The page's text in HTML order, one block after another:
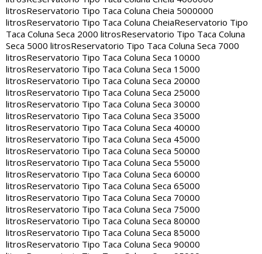
litrosReservatorio Tipo Taca Coluna Cheia 5000000
litrosReservatorio Tipo Taca Coluna CheiaReservatorio Tipo
Taca Coluna Seca 2000 litrosReservatorio Tipo Taca Coluna
Seca 5000 litrosReservatorio Tipo Taca Coluna Seca 7000
litrosReservatorio Tipo Taca Coluna Seca 10000
litrosReservatorio Tipo Taca Coluna Seca 15000
litrosReservatorio Tipo Taca Coluna Seca 20000
litrosReservatorio Tipo Taca Coluna Seca 25000
litrosReservatorio Tipo Taca Coluna Seca 30000
litrosReservatorio Tipo Taca Coluna Seca 35000
litrosReservatorio Tipo Taca Coluna Seca 40000
litrosReservatorio Tipo Taca Coluna Seca 45000
litrosReservatorio Tipo Taca Coluna Seca 50000
litrosReservatorio Tipo Taca Coluna Seca 55000
litrosReservatorio Tipo Taca Coluna Seca 60000
litrosReservatorio Tipo Taca Coluna Seca 65000
litrosReservatorio Tipo Taca Coluna Seca 70000
litrosReservatorio Tipo Taca Coluna Seca 75000
litrosReservatorio Tipo Taca Coluna Seca 80000
litrosReservatorio Tipo Taca Coluna Seca 85000
litrosReservatorio Tipo Taca Coluna Seca 90000